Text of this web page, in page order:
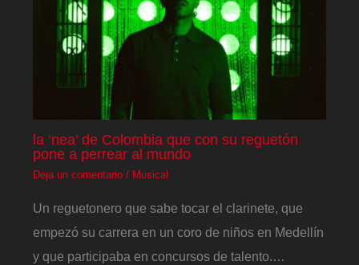
la ‘nea’ de Colombia que con su reguetón
pone a perrear al mundo
Deja un comentario / Musical
Un reguetonero que sabe tocar el clarinete, que
empezó su carrera en un coro de niños en Medellín
y que participaba en concursos de talento.…